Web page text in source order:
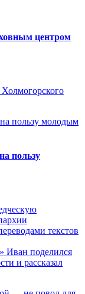
центром
пользу
текстов
Иван поделился
и рассказал